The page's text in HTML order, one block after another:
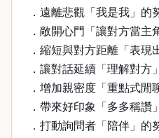
．遠離悲觀「我是我」的
．敞開心門「讓對方當主
．縮短與對方距離「表現
．讓對話延續「理解對方
．增加親密度「重點式閒
．帶來好印象「多多稱讚
．打動詢問者「陪伴」的